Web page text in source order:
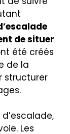
de situer
été créés
de la
structurer
Les